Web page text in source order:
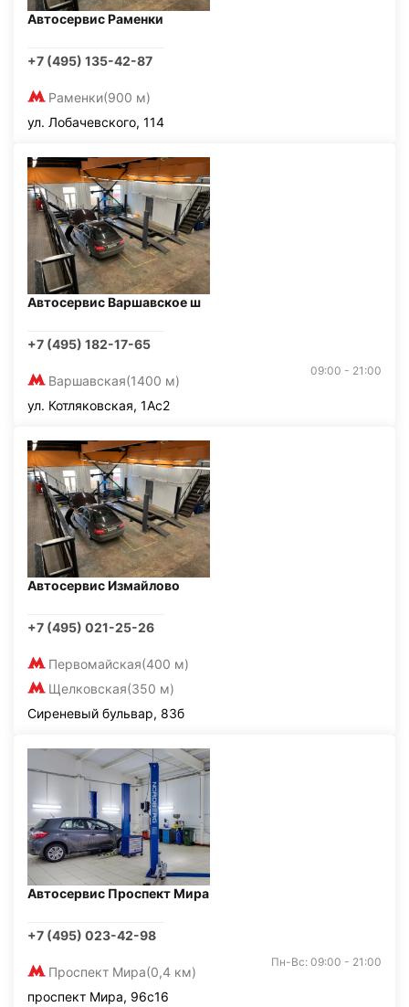
Автосервис Раменки
+7 (495) 135-42-87
Раменки(900 м)
ул. Лобачевского, 114
Автосервис Варшавское ш
+7 (495) 182-17-65
Варшавская(1400 м)
09:00 - 21:00
ул. Котляковская, 1Ас2
Автосервис Измайлово
+7 (495) 021-25-26
Первомайская(400 м)
Щелковская(350 м)
Сиреневый бульвар, 83б
Автосервис Проспект Мира
+7 (495) 023-42-98
Проспект Мира(0,4 км)
Пн-Вс: 09:00 - 21:00
проспект Мира, 96с16